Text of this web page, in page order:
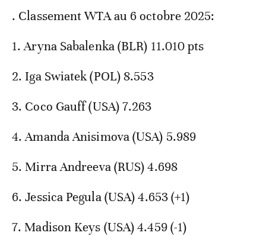
. Classement WTA au 6 octobre 2025:
1. Aryna Sabalenka (BLR) 11.010 pts
2. Iga Swiatek (POL) 8.553
3. Coco Gauff (USA) 7.263
4. Amanda Anisimova (USA) 5.989
5. Mirra Andreeva (RUS) 4.698
6. Jessica Pegula (USA) 4.653 (+1)
7. Madison Keys (USA) 4.459 (-1)